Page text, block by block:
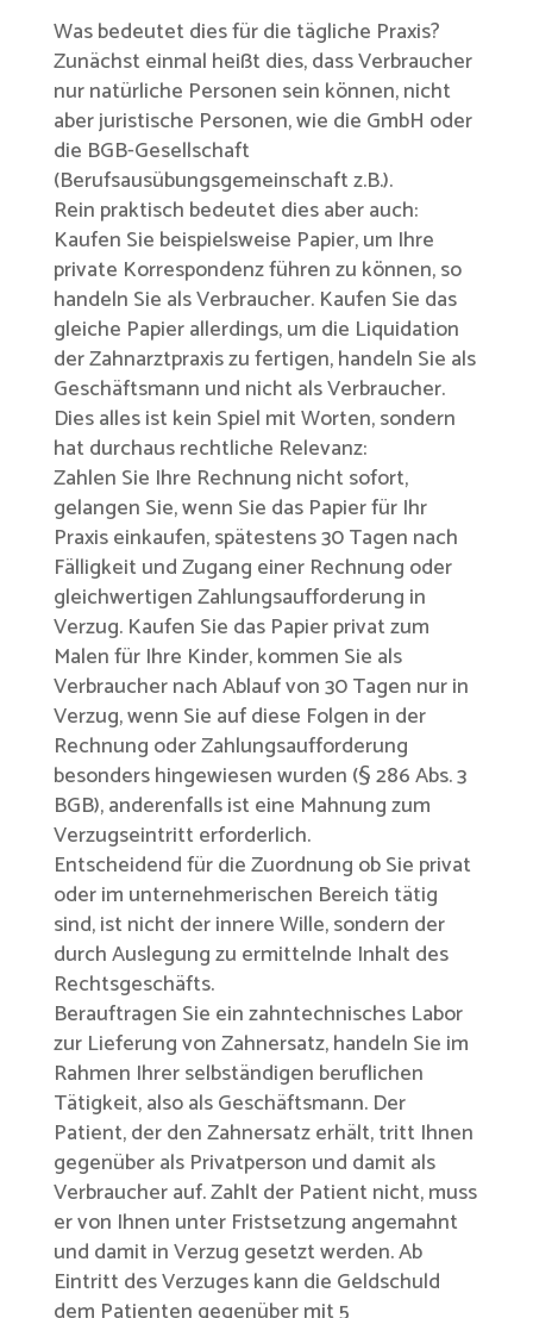
Was bedeutet dies für die tägliche Praxis?
Zunächst einmal heißt dies, dass Verbraucher
nur natürliche Personen sein können, nicht
aber juristische Personen, wie die GmbH oder
die BGB-Gesellschaft
(Berufsausübungsgemeinschaft z.B.).
Rein praktisch bedeutet dies aber auch:
Kaufen Sie beispielsweise Papier, um Ihre
private Korrespondenz führen zu können, so
handeln Sie als Verbraucher. Kaufen Sie das
gleiche Papier allerdings, um die Liquidation
der Zahnarztpraxis zu fertigen, handeln Sie als
Geschäftsmann und nicht als Verbraucher.
Dies alles ist kein Spiel mit Worten, sondern
hat durchaus rechtliche Relevanz:
Zahlen Sie Ihre Rechnung nicht sofort,
gelangen Sie, wenn Sie das Papier für Ihr
Praxis einkaufen, spätestens 30 Tagen nach
Fälligkeit und Zugang einer Rechnung oder
gleichwertigen Zahlungsaufforderung in
Verzug. Kaufen Sie das Papier privat zum
Malen für Ihre Kinder, kommen Sie als
Verbraucher nach Ablauf von 30 Tagen nur in
Verzug, wenn Sie auf diese Folgen in der
Rechnung oder Zahlungsaufforderung
besonders hingewiesen wurden (§ 286 Abs. 3
BGB), anderenfalls ist eine Mahnung zum
Verzugseintritt erforderlich.
Entscheidend für die Zuordnung ob Sie privat
oder im unternehmerischen Bereich tätig
sind, ist nicht der innere Wille, sondern der
durch Auslegung zu ermittelnde Inhalt des
Rechtsgeschäfts.
Berauftragen Sie ein zahntechnisches Labor
zur Lieferung von Zahnersatz, handeln Sie im
Rahmen Ihrer selbständigen beruflichen
Tätigkeit, also als Geschäftsmann. Der
Patient, der den Zahnersatz erhält, tritt Ihnen
gegenüber als Privatperson und damit als
Verbraucher auf. Zahlt der Patient nicht, muss
er von Ihnen unter Fristsetzung angemahnt
und damit in Verzug gesetzt werden. Ab
Eintritt des Verzuges kann die Geldschuld